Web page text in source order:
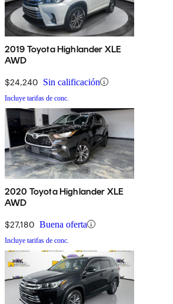
2019 Toyota Highlander XLE
AWD
$24,240 Sin calificación
Incluye tarifas de conc.
2020 Toyota Highlander XLE
AWD
$27,180 Buena oferta
Incluye tarifas de conc.